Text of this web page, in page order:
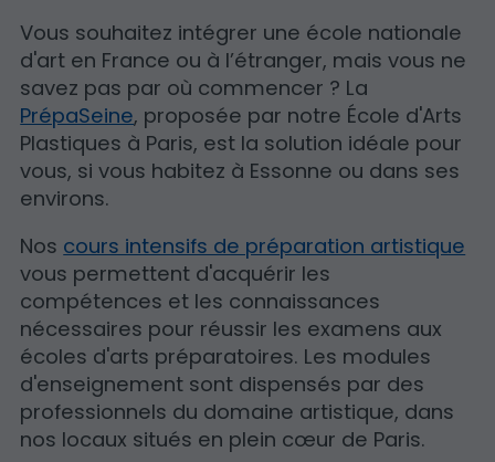
Vous souhaitez intégrer une école nationale
d'art en France ou à l’étranger, mais vous ne
savez pas par où commencer ? La
PrépaSeine, proposée par notre École d'Arts
Plastiques à Paris, est la solution idéale pour
vous, si vous habitez à Essonne ou dans ses
environs.
Nos cours intensifs de préparation artistique
vous permettent d'acquérir les
compétences et les connaissances
nécessaires pour réussir les examens aux
écoles d'arts préparatoires. Les modules
d'enseignement sont dispensés par des
professionnels du domaine artistique, dans
nos locaux situés en plein cœur de Paris.